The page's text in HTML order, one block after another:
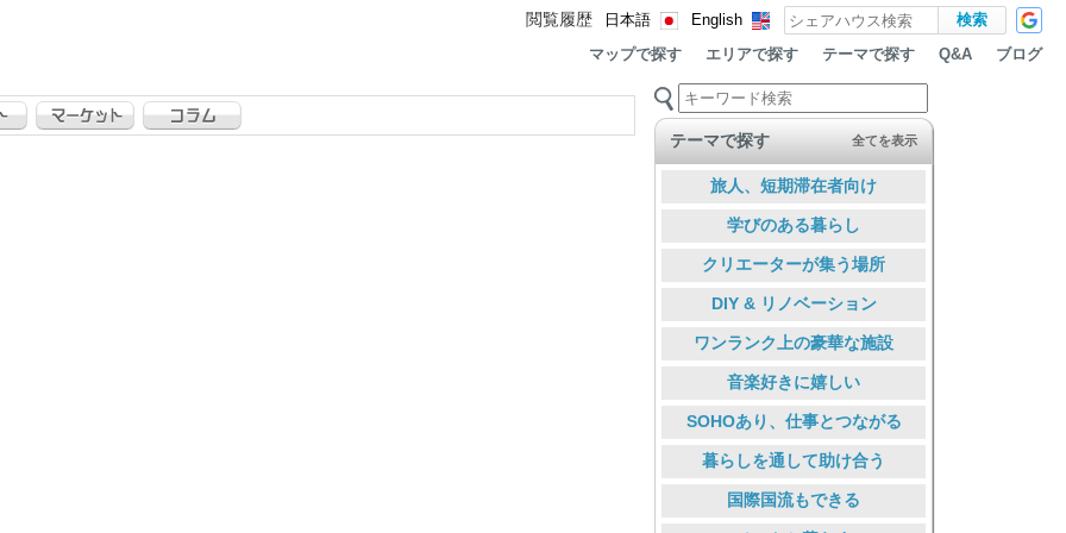
閲覧履歴 日本語 English
マップで探す エリアで探す テーマで探す Q&A ブログ
テーマで探す 全てを表示
旅人、短期滞在者向け
学びのある暮らし
クリエーターが集う場所
DIY & リノベーション
ワンランク上の豪華な施設
音楽好きに嬉しい
SOHOあり、仕事とつながる
暮らしを通して助け合う
国際国流もできる